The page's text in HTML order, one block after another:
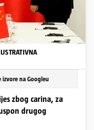
na Googleu
zbog carina, za
drugog